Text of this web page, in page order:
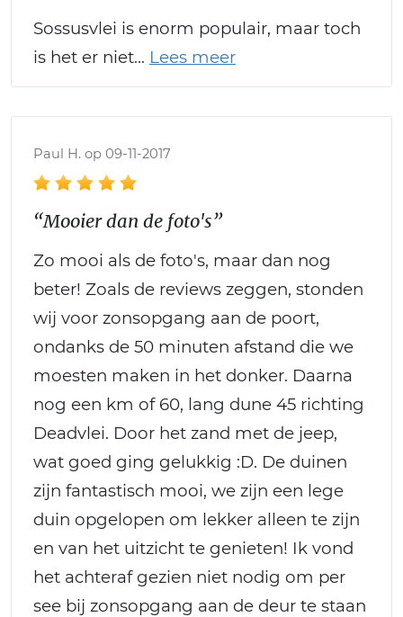
Sossusvlei is enorm populair, maar toch
is het er niet
Paul H. op 09-11-2017
“Mooier dan de foto's”
Zo mooi als de foto's, maar dan nog
beter! Zoals de reviews zeggen, stonden
wij voor zonsopgang aan de poort,
ondanks de 50 minuten afstand die we
moesten maken in het donker. Daarna
nog een km of 60, lang dune 45 richting
Deadvlei. Door het zand met de jeep,
wat goed ging gelukkig :D. De duinen
zijn fantastisch mooi, we zijn een lege
duin opgelopen om lekker alleen te zijn
en van het uitzicht te genieten! Ik vond
het achteraf gezien niet nodig om per
see bij zonsopgang aan de deur te staan